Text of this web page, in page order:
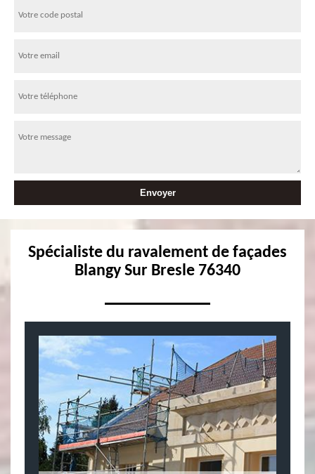
Spécialiste du ravalement de façades
Blangy Sur Bresle 76340